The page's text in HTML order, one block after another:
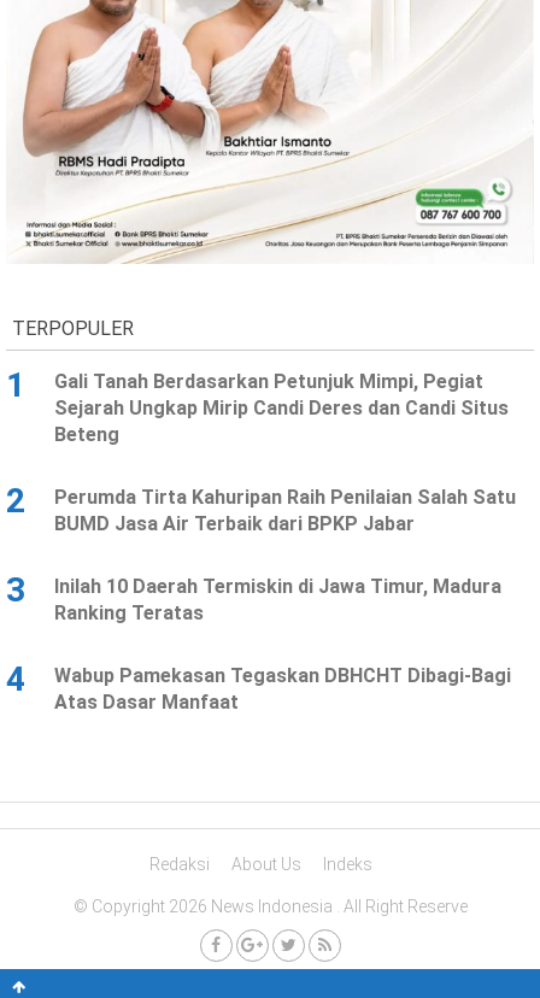
TERPOPULER
1
Gali Tanah Berdasarkan Petunjuk Mimpi, Pegiat
Sejarah Ungkap Mirip Candi Deres dan Candi Situs
Beteng
2
Perumda Tirta Kahuripan Raih Penilaian Salah Satu
BUMD Jasa Air Terbaik dari BPKP Jabar
3
Inilah 10 Daerah Termiskin di Jawa Timur, Madura
Ranking Teratas
4
Wabup Pamekasan Tegaskan DBHCHT Dibagi-Bagi
Atas Dasar Manfaat
Redaksi About Us Indeks
© Copyright 2026 News Indonesia . All Right Reserve